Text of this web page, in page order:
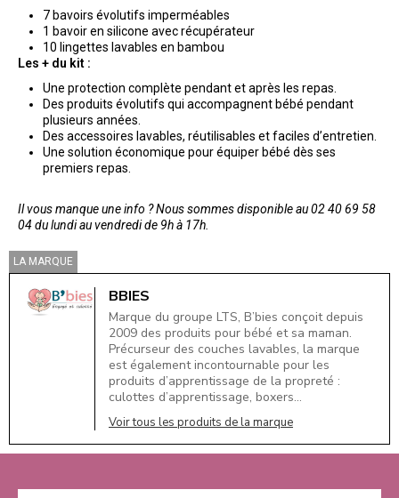
7 bavoirs évolutifs imperméables
1 bavoir en silicone avec récupérateur
10 lingettes lavables en bambou
Les + du kit :
Une protection complète pendant et après les repas.
Des produits évolutifs qui accompagnent bébé pendant
plusieurs années.
Des accessoires lavables, réutilisables et faciles d’entretien.
Une solution économique pour équiper bébé dès ses
premiers repas.
Il vous manque une info ? Nous sommes disponible au 02 40 69 58
04 du lundi au vendredi de 9h à 17h.
LA MARQUE
BBIES
Marque du groupe LTS, B’bies conçoit depuis
2009 des produits pour bébé et sa maman.
Précurseur des couches lavables, la marque
est également incontournable pour les
produits d’apprentissage de la propreté :
culottes d’apprentissage, boxers…
Voir tous les produits de la marque